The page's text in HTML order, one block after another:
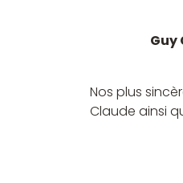
Guy
Nos plus
Claude ainsi